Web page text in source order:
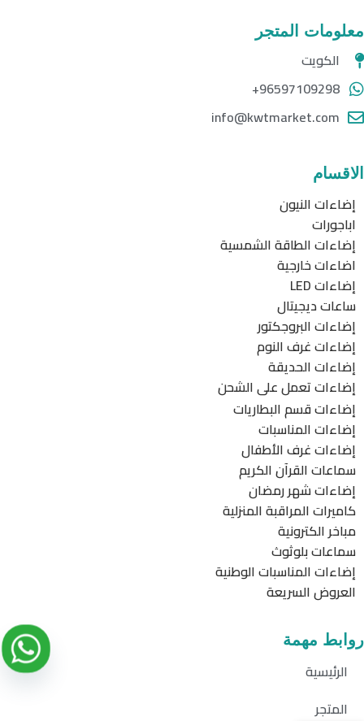
معلومات المتجر
الكويت
96597109298+
info@kwtmarket.com
الاقسام
إضاءات النيون
اباجورات
إضاءات الطاقة الشمسية
اضاءات خارجية
إضاءات LED
ساعات ديجيتال
إضاءات البروجكتور
إضاءات غرف النوم
إضاءات الحديقة
إضاءات تعمل على الشحن
إضاءات قسم البطاريات
إضاءات المناسبات
إضاءات غرف الأطفال
سماعات القرآن الكريم
إضاءات شهر رمضان
كاميرات المراقبة المنزلية
مباخر الكترونية
سماعات بلوثوث
إضاءات المناسبات الوطنية
العروض السريعة
روابط مهمة
الرئيسية
المتجر